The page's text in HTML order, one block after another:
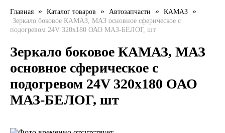
LIQUI MOLY
MOBIL
Главная » Каталог товаров » Автозапчасти » КАМАЗ »
Зеркало боковое КАМАЗ, МАЗ основное сферическое с
подогревом 24V 320х180 ОАО МАЗ-БЕЛОГ, шт
Зеркало боковое КАМАЗ, МАЗ
основное сферическое с
подогревом 24V 320х180 ОАО
МАЗ-БЕЛОГ, шт